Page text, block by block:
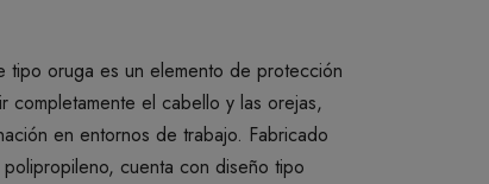
tipo oruga es un elemento de protección
completamente el cabello y las orejas,
en entornos de trabajo. Fabricado
cuenta con diseño tipo